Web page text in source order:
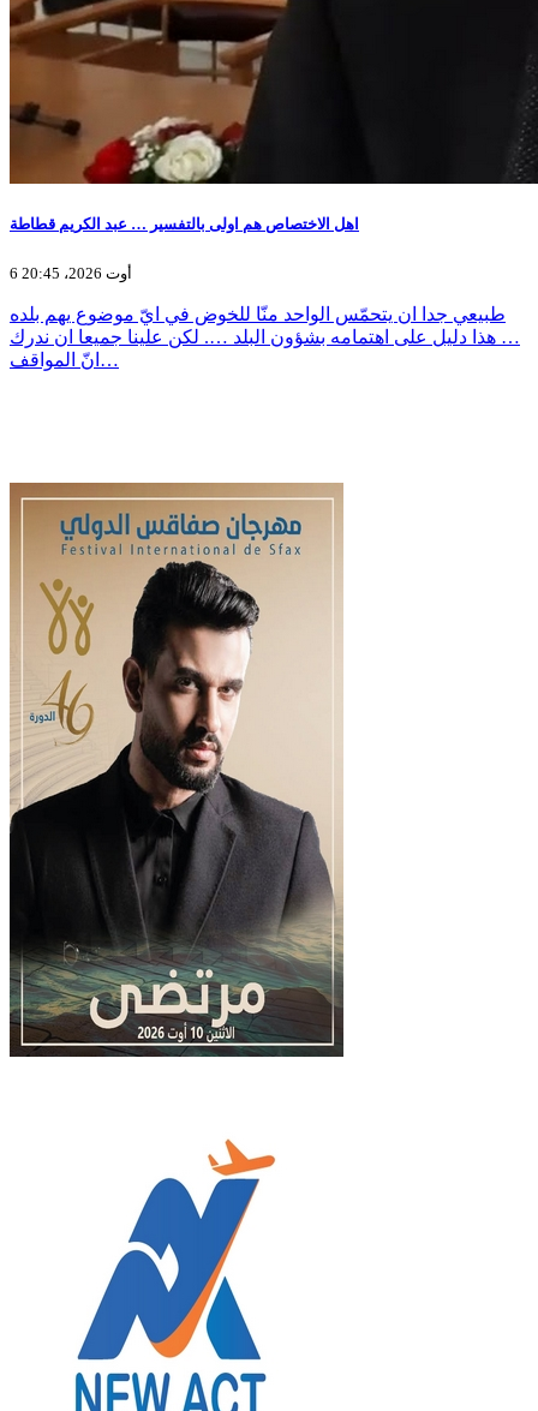
اهل الاختصاص هم اولى بالتفسير … عبد الكريم قطاطة
6 أوت 2026، 20:45
طبيعي جدا ان يتحمّس الواحد منّا للخوض في ايّ موضوع يهم بلده
… هذا دليل على اهتمامه بشؤون البلد …. لكن علينا جميعا ان ندرك
انّ المواقف…